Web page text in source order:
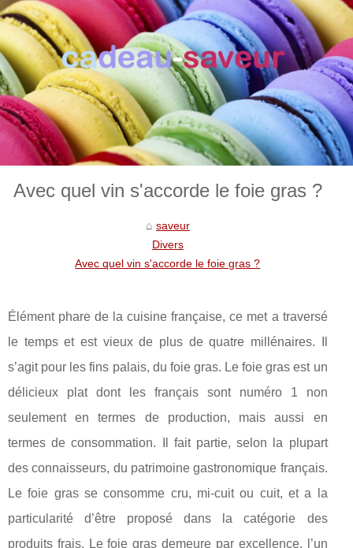
Avec quel vin s'accorde le foie gras ?
saveur
Divers
Avec quel vin s'accorde le foie gras ?
Élément phare de la cuisine française, ce met a traversé
le temps et est vieux de plus de quatre millénaires. Il
s’agit pour les fins palais, du foie gras. Le foie gras est un
délicieux plat dont les français sont numéro 1 non
seulement en termes de production, mais aussi en
termes de consommation. Il fait partie, selon la plupart
des connaisseurs, du patrimoine gastronomique français.
Le foie gras se consomme cru, mi-cuit ou cuit, et a la
particularité d’être proposé dans la catégorie des
produits frais. Le foie gras demeure par excellence, l’un